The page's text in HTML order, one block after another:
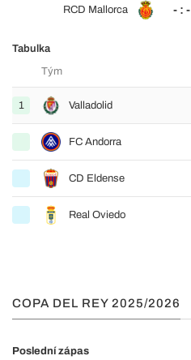
RCD Mallorca
- : -
Tabulka
Tým
1 Valladolid
FC Andorra
CD Eldense
Real Oviedo
COPA DEL REY 2025/2026
Poslední zápas